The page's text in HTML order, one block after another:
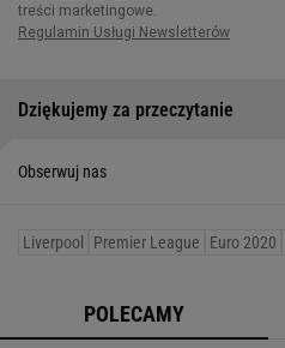
Dziękujemy za przeczytanie
Obserwuj nas
Liverpool Premier League Euro 2020
POLECAMY